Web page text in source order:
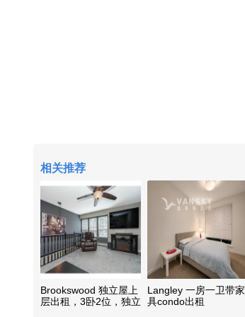
相关推荐
Brookswood 独立屋上
层出租，3卧2位，独立
Langley 一房一卫带家
具condo出租